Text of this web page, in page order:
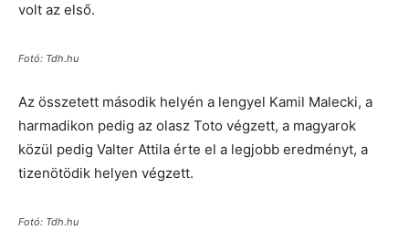
volt az első.
Fotó: Tdh.hu
Az összetett második helyén a lengyel Kamil Malecki, a
harmadikon pedig az olasz Toto végzett, a magyarok
közül pedig Valter Attila érte el a legjobb eredményt, a
tizenötödik helyen végzett.
Fotó: Tdh.hu